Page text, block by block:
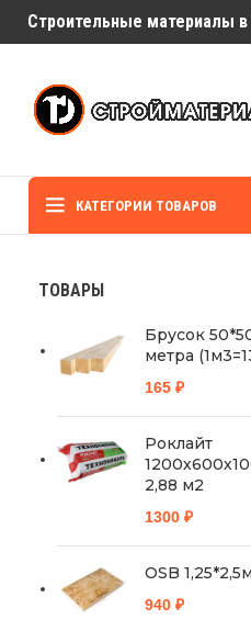
Строительные материалы
КАТЕГОРИИ ТОВАРОВ
ТОВАРЫ
Брусок
метра
165 ₽
Роклайт
2,88 м2
1300 ₽
OSB
940 ₽